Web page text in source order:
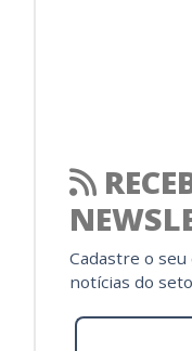
Cadastre o
notícias do